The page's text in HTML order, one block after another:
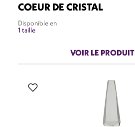
COEUR DE CRISTAL
Disponible en
1 taille
VOIR LE PRODUIT